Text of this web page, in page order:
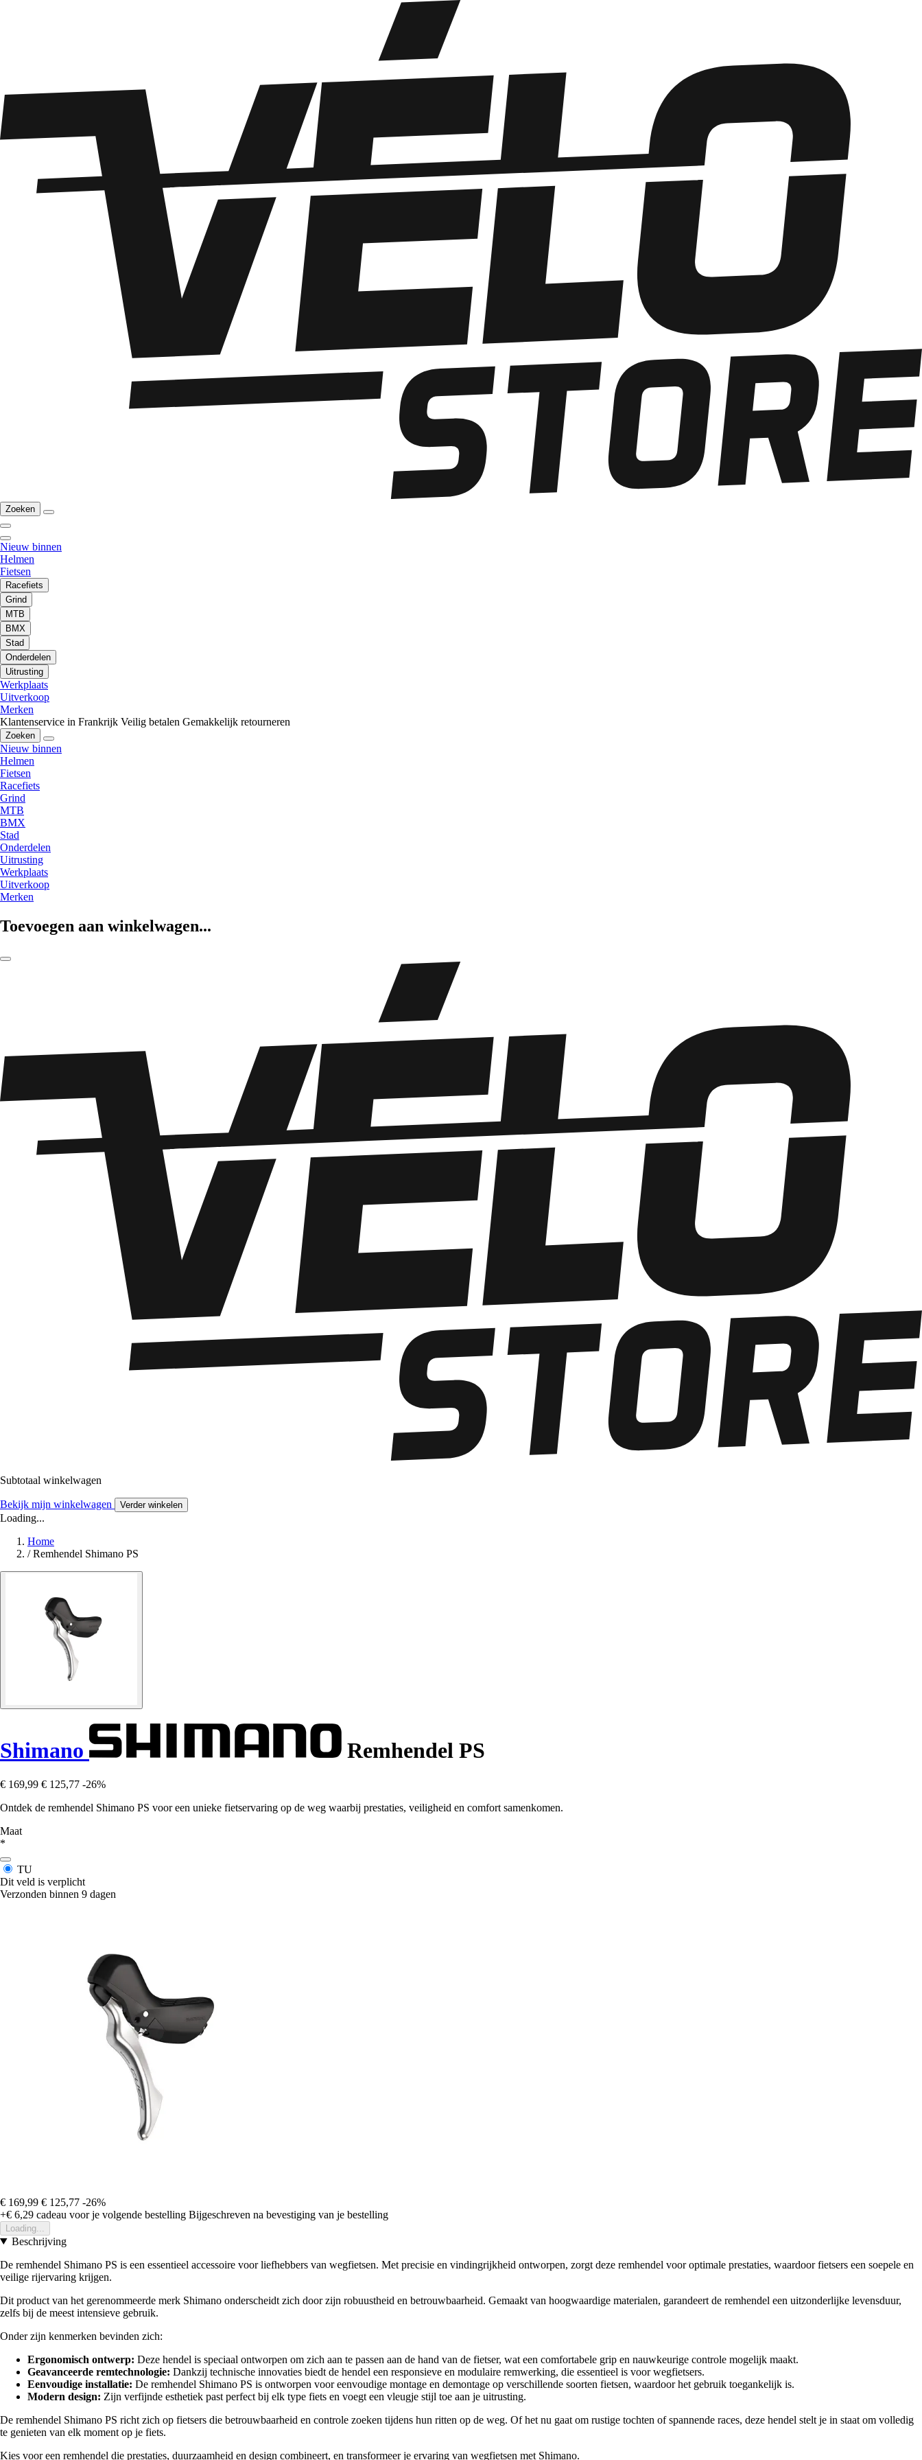
Zoeken
Nieuw binnen
Helmen
Fietsen
Racefiets
Grind
MTB
BMX
Stad
Onderdelen
Uitrusting
Werkplaats
Uitverkoop
Merken
Klantenservice in Frankrijk Veilig betalen Gemakkelijk retourneren
Zoeken
Nieuw binnen
Helmen
Fietsen
Racefiets
Grind
MTB
BMX
Stad
Onderdelen
Uitrusting
Werkplaats
Uitverkoop
Merken
Toevoegen aan winkelwagen...
Subtotaal winkelwagen
Bekijk mijn winkelwagen Verder winkelen
Loading...
Home
/ Remhendel Shimano PS
Shimano Remhendel PS
€ 169,99 € 125,77 -26%
Ontdek de remhendel Shimano PS voor een unieke fietservaring op de weg waarbij prestaties, veiligheid en comfort samenkomen.
Maat
*
TU
Dit veld is verplicht
Verzonden binnen 9 dagen
€ 169,99 € 125,77 -26%
+€ 6,29 cadeau voor je volgende bestelling Bijgeschreven na bevestiging van je bestelling
Loading...
Beschrijving
De remhendel Shimano PS is een essentieel accessoire voor liefhebbers van wegfietsen. Met precisie en vindingrijkheid ontworpen, zorgt deze remhendel voor optimale prestaties, waardoor fietsers een soepele en
veilige rijervaring krijgen.
Dit product van het gerenommeerde merk Shimano onderscheidt zich door zijn robuustheid en betrouwbaarheid. Gemaakt van hoogwaardige materialen, garandeert de remhendel een uitzonderlijke levensduur,
zelfs bij de meest intensieve gebruik.
Onder zijn kenmerken bevinden zich:
Ergonomisch ontwerp: Deze hendel is speciaal ontworpen om zich aan te passen aan de hand van de fietser, wat een comfortabele grip en nauwkeurige controle mogelijk maakt.
Geavanceerde remtechnologie: Dankzij technische innovaties biedt de hendel een responsieve en modulaire remwerking, die essentieel is voor wegfietsers.
Eenvoudige installatie: De remhendel Shimano PS is ontworpen voor eenvoudige montage en demontage op verschillende soorten fietsen, waardoor het gebruik toegankelijk is.
Modern design: Zijn verfijnde esthetiek past perfect bij elk type fiets en voegt een vleugje stijl toe aan je uitrusting.
De remhendel Shimano PS richt zich op fietsers die betrouwbaarheid en controle zoeken tijdens hun ritten op de weg. Of het nu gaat om rustige tochten of spannende races, deze hendel stelt je in staat om volledig
te genieten van elk moment op je fiets.
Kies voor een remhendel die prestaties, duurzaamheid en design combineert, en transformeer je ervaring van wegfietsen met Shimano.